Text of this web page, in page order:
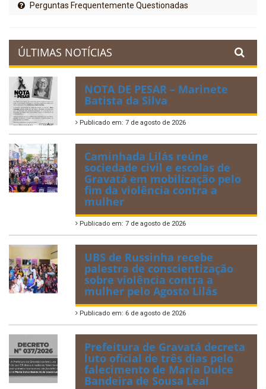
Perguntas Frequentemente Questionadas
ÚLTIMAS NOTÍCIAS
NOTA DE PESAR – Marinete
Batista da Silva
Publicado em: 7 de agosto de 2026
Caminhada Lilás reúne
sociedade civil e escolas de
Gravatá em mobilização pelo
fim da violência contra a
mulher
Publicado em: 7 de agosto de 2026
UBS de Russinha recebe
palestra de conscientização
sobre violência contra a
mulher pelo Agosto Lilás
Publicado em: 6 de agosto de 2026
Prefeitura de Gravatá decreta
luto oficial de três dias pelo
falecimento de Maria Dulce
Bandeira de Sousa Leal